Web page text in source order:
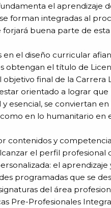
el aprendizaje
forman integradas al
buena parte de
el diseño curricular
obtengan el título de
objetivo final de la Carrera
orientado a lograr que
esencial, se conviertan
en lo humanitario en
contenidos y
el perfil profesional
el aprendizaje
programadas que se
del área
Pre-Profesionales